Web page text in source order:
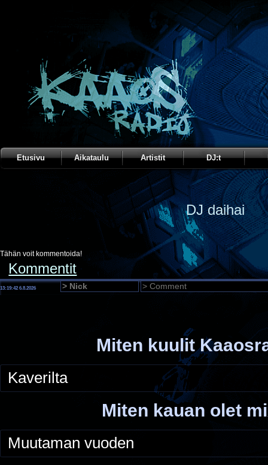
Etusivu Aikataulu Artistit DJ:t
DJ daihai
Tähän voit kommentoida!
Kommentit
13:19:43 6.8.2026
Miten kuulit
Kaverilta
Miten kauan olet
Muutaman vuoden